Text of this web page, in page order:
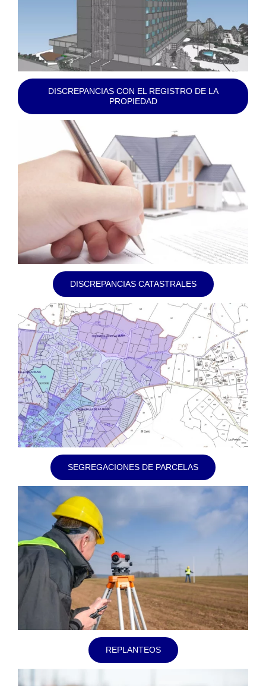
DISCREPANCIAS CON EL REGISTRO DE LA
PROPIEDAD
DISCREPANCIAS CATASTRALES
SEGREGACIONES DE PARCELAS
REPLANTEOS